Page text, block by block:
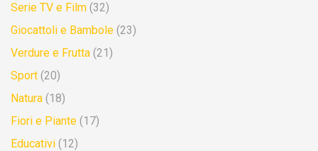
Serie TV e Film (32)
Giocattoli e Bambole (23)
Verdure e Frutta (21)
Sport (20)
Natura (18)
Fiori e Piante (17)
Educativi (12)